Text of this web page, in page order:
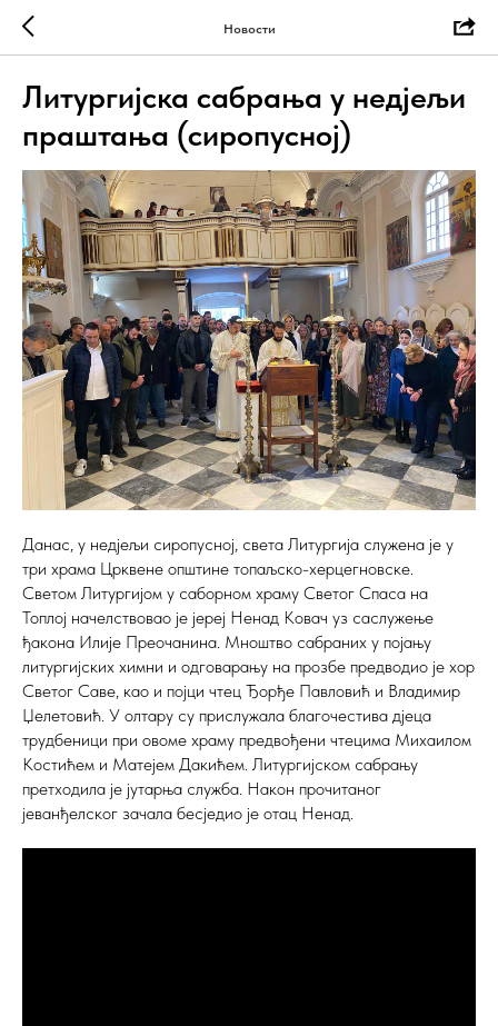
Новости
Литургијска сабрања у недјељи
праштања (сиропусној)
Данас, у недјељи сиропусној, света Литургија служена је у
три храма Црквене општине топаљско-херцегновске.
Светом Литургијом у саборном храму Светог Спаса на
Топлој начелствовао је јереј Ненад Ковач уз саслужење
ђакона Илије Преочанина. Мноштво сабраних у појању
литургијских химни и одговарању на прозбе предводио је хор
Светог Саве, као и појци чтец Ђорђе Павловић и Владимир
Џелетовић. У олтару су прислужала благочестива дјеца
трудбеници при овоме храму предвођени чтецима Михаилом
Костићем и Матејем Дакићем. Литургијском сабрању
претходила је јутарња служба. Након прочитаног
јеванђелског зачала бесједио је отац Ненад.